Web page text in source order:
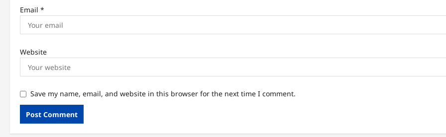
Email *
Website
Save my name, email, and website in this browser for the next time I comment.